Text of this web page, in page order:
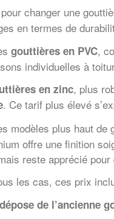
changer une
en termes de
gouttières en PVC,
individuelles à
en zinc, plus
. Ce tarif plus élevé
modèles plus haut de
offre une finition
reste apprécié
les cas, ces prix
dépose de l’ancienne